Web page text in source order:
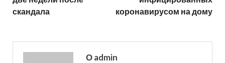
скандала
коронавирусом на дому
О admin